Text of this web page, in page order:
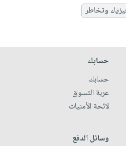
وتخاطر
حسابك
حسابك
عربة التسوق
لائحة الأمنيات
وسائل الدفع